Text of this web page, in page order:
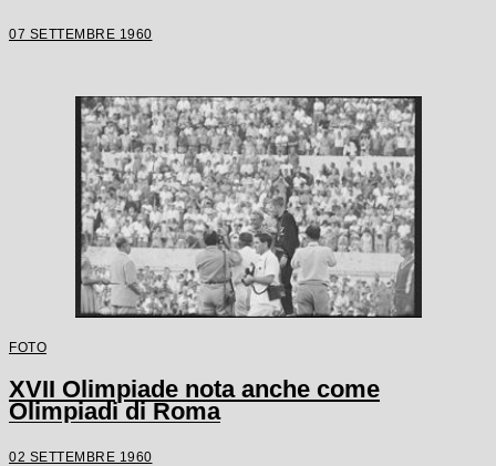
07 SETTEMBRE 1960
FOTO
XVII Olimpiade nota anche come
Olimpiadi di Roma
02 SETTEMBRE 1960